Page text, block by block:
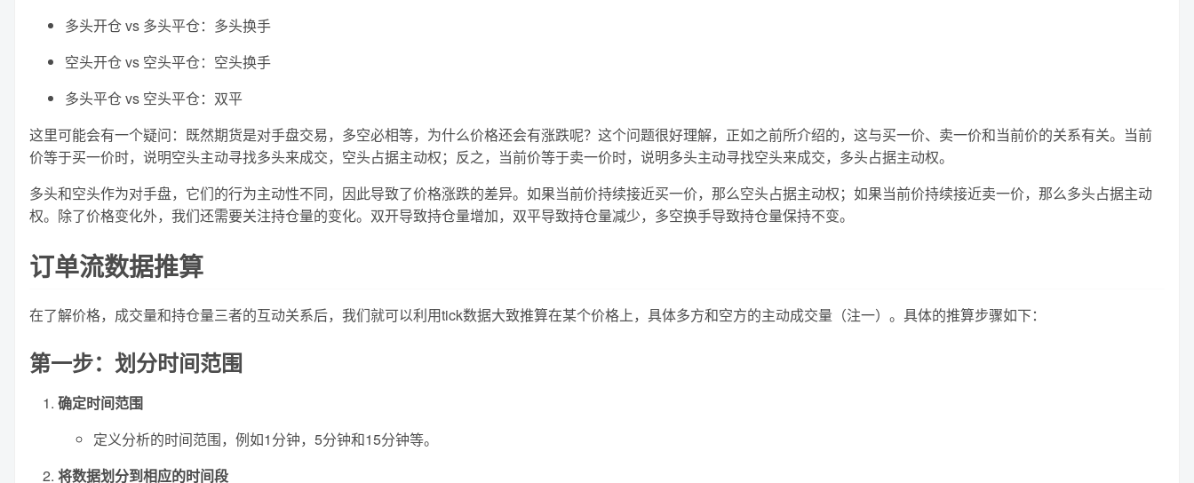
多头开仓 vs 多头平仓：多头换手
空头开仓 vs 空头平仓：空头换手
多头平仓 vs 空头平仓：双平
这里可能会有一个疑问：既然期货是对手盘交易，多空必相等，为什么价格还会有涨跌呢？这个问题很好理解，正如之前所介绍的，这与买一价、卖一价和当前价的关系有关。当前
价等于买一价时，说明空头主动寻找多头来成交，空头占据主动权；反之，当前价等于卖一价时，说明多头主动寻找空头来成交，多头占据主动权。
多头和空头作为对手盘，它们的行为主动性不同，因此导致了价格涨跌的差异。如果当前价持续接近买一价，那么空头占据主动权；如果当前价持续接近卖一价，那么多头占据主动
权。除了价格变化外，我们还需要关注持仓量的变化。双开导致持仓量增加，双平导致持仓量减少，多空换手导致持仓量保持不变。
订单流数据推算
在了解价格，成交量和持仓量三者的互动关系后，我们就可以利用tick数据大致推算在某个价格上，具体多方和空方的主动成交量（注一）。具体的推算步骤如下：
第一步：划分时间范围
确定时间范围
定义分析的时间范围，例如1分钟，5分钟和15分钟等。
将数据划分到相应的时间段